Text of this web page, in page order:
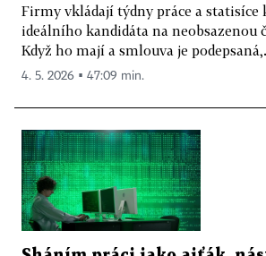
Firmy vkládají týdny práce a statisíce
ideálního kandidáta na neobsazenou
Když ho mají a smlouva je
4. 5. 2026 ▪ 47:09 min.